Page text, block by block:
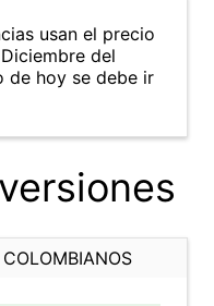
usan el precio
del
de hoy se debe ir